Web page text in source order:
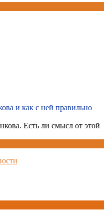
и как с ней правильно
Есть ли смысл от этой